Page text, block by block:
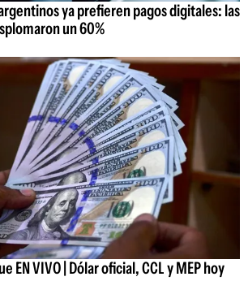
ya prefieren pagos digitales: las
un 60%
EN VIVO | Dólar oficial, CCL y MEP hoy